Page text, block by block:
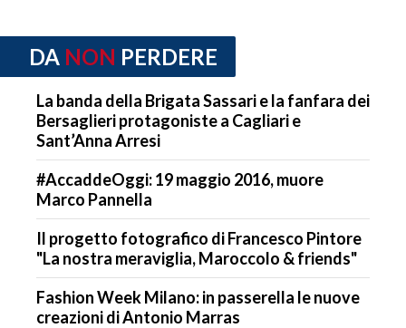
DA NON PERDERE
La banda della Brigata Sassari e la fanfara dei
Bersaglieri protagoniste a Cagliari e
Sant’Anna Arresi
#AccaddeOggi: 19 maggio 2016, muore
Marco Pannella
Il progetto fotografico di Francesco Pintore
"La nostra meraviglia, Maroccolo & friends"
Fashion Week Milano: in passerella le nuove
creazioni di Antonio Marras